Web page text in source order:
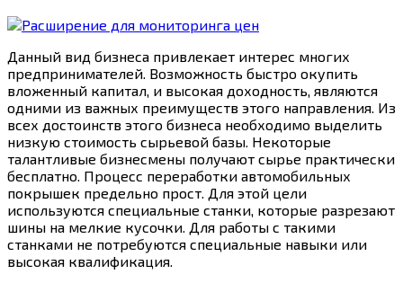
Данный вид бизнеса привлекает интерес многих
предпринимателей. Возможность быстро окупить
вложенный капитал, и высокая доходность, являются
одними из важных преимуществ этого направления. Из
всех достоинств этого бизнеса необходимо выделить
низкую стоимость сырьевой базы. Некоторые
талантливые бизнесмены получают сырье практически
бесплатно. Процесс переработки автомобильных
покрышек предельно прост. Для этой цели
используются специальные станки, которые разрезают
шины на мелкие кусочки. Для работы с такими
станками не потребуются специальные навыки или
высокая квалификация.